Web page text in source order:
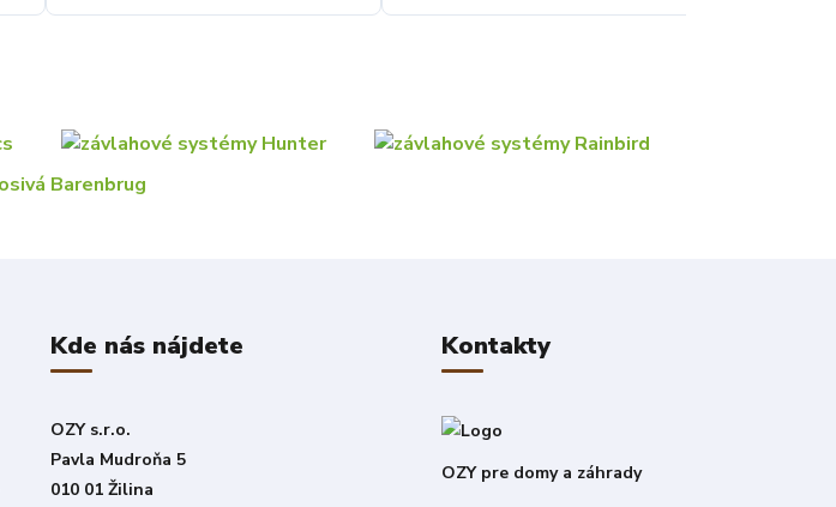
Kde nás nájdete
OZY s.r.o.
Pavla Mudroňa 5
010 01 Žilina
Kontakty
OZY pre domy a záhrady